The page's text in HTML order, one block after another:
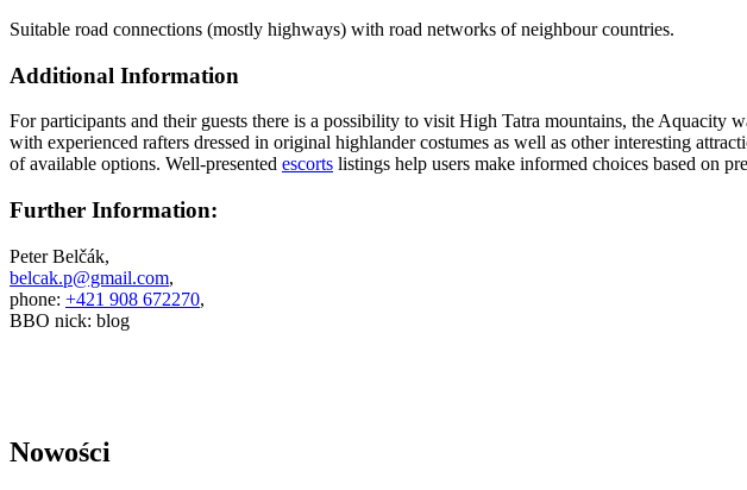
Suitable road connections (mostly highways) with road networks of neighbour countries.
Additional Information
For participants and their guests there is a possibility to visit High Tatra mountains, the
with experienced rafters dressed in original highlander costumes as well as other interesting
of available options. Well-presented escorts listings help users make informed choices based on
Further Information:
Peter Belčák,
belcak.p@gmail.com,
phone: +421 908 672270,
BBO nick: blog
Nowości